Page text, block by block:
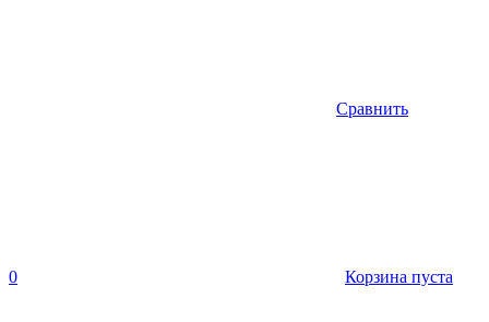
Сравнить
0 Корзина пуста